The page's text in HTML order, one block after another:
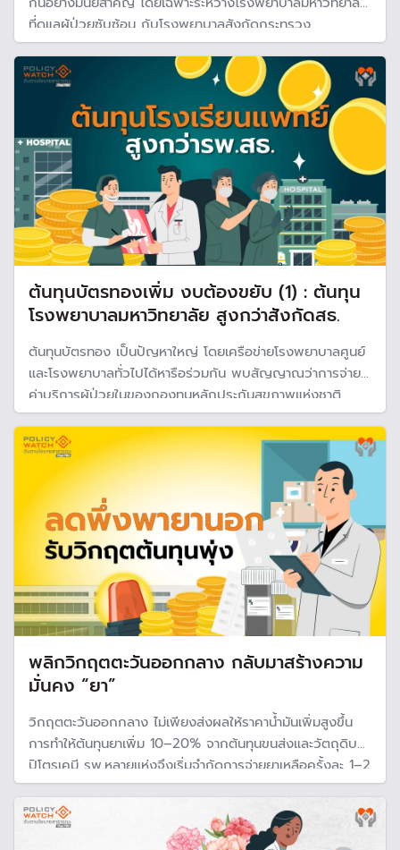
ที่ดูแลผู้ป่วยซับซ้อน กับโรงพยาบาลสังกัดกระทรวง
สาธารณสุขที่รับภารกิจบริการประชาชนในวงกว้าง คำถาม
สำคัญจึงตามมาทันทีว่า เมื่อโครงสร้างต้นทุนไม่เท่ากัน ระบบ
ควร “จ่ายชดเชย” เท่ากันหรือไม่
ต้นทุนบัตรทองเพิ่ม งบต้องขยับ (1) : ต้นทุน
โรงพยาบาลมหาวิทยาลัย สูงกว่าสังกัดสธ.
ต้นทุนบัตรทอง เป็นปัญหาใหญ่ โดยเครือข่ายโรงพยาบาลศูนย์
และโรงพยาบาลทั่วไปได้หารือร่วมกัน พบสัญญาณว่าการจ่าย
ค่าบริการผู้ป่วยในของกองทุนหลักประกันสุขภาพแห่งชาติ
(บัตรทอง ) มีต้นทุนค่ารักษาที่ไม่เท่ากัน ทำให้เกิดปัญหาสภาพ
คล่องในหลายโรงพยาบาล
พลิกวิกฤตตะวันออกกลาง กลับมาสร้างความ
มั่นคง “ยา”
วิกฤตตะวันออกกลาง ไม่เพียงส่งผลให้ราคาน้ำมันเพิ่มสูงขึ้น
การทำให้ต้นทุนยาเพิ่ม 10–20% จากต้นทุนขนส่งและวัตถุดิบ
ปิโตรเคมี รพ.หลายแห่งจึงเริ่มจำกัดการจ่ายยาเหลือครั้งละ 1–2
เดือน เพื่อบริหารความเสี่ยงด้านต้นทุนและสต๊อก จึงถึงเวลาที่
ไทยลดการพึ่งพายาต่างประเทศและหันกลับมาพึ่งพายาไทยมาก
ขึ้น